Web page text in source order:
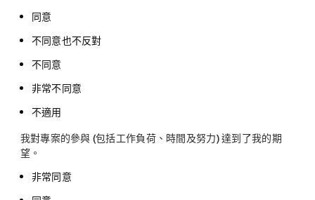
同意
不同意也不反對
不同意
非常不同意
不適用
我對專案的參與 (包括工作負荷、時間及努力) 達到了我的期
望。
非常同意